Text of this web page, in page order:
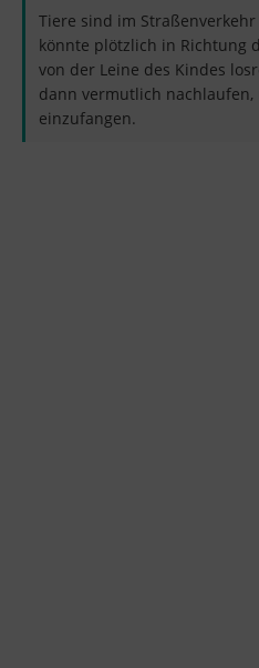
Tiere sind im
könnte plötzlich in Richtung
von der Leine des Kindes
dann vermutlich
einzufangen.